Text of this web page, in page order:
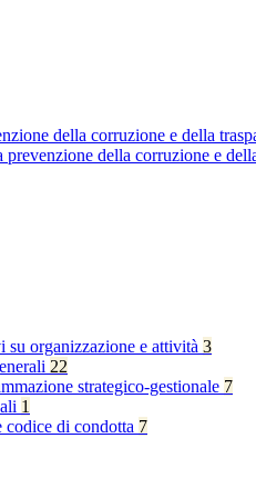
della corruzione e della
prevenzione della corruzione e
organizzazione e attività 3
22
strategico-gestionale 7
1
codice di condotta 7